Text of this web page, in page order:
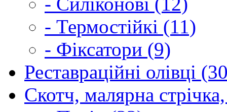
- Термостійкі (11)
- Фіксатори (9)
Реставраційні олівці
Скотч, малярна